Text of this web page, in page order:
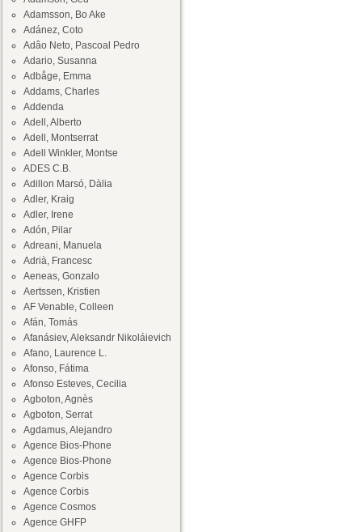
Adamsson, Bo Ake
Adánez, Coto
Adâo Neto, Pascoal Pedro
Adario, Susanna
Adbåge, Emma
Addams, Charles
Addenda
Adell, Alberto
Adell, Montserrat
Adell Winkler, Montse
ADES C.B.
Adillon Marsó, Dàlia
Adler, Kraig
Adler, Irene
Adón, Pilar
Adreani, Manuela
Adrià, Francesc
Aeneas, Gonzalo
Aertssen, Kristien
AF Venable, Colleen
Afán, Tomás
Afanásiev, Aleksandr Nikoláievich
Afano, Laurence L.
Afonso, Fátima
Afonso Esteves, Cecilia
Agboton, Agnès
Agboton, Serrat
Agdamus, Alejandro
Agence Bios-Phone
Agence Bios-Phone
Agence Corbis
Agence Corbis
Agence Cosmos
Agence GHFP